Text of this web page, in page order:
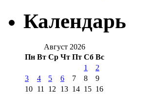
Календарь
Август 2026
Пн Вт Ср Чт Пт Сб Вс
1
2
3
4 5 6 7 8
9
10 11 12 13 14 15 16